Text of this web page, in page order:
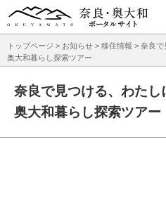
トップページ > お知らせ > 移住情報 > 奈良
奥大和暮らし探索ツアー
奈良で見つける、わた
奥大和暮らし探索ツアー